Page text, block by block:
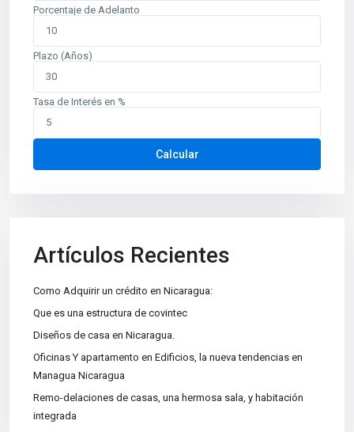
Porcentaje de Adelanto
Plazo (Años)
Tasa de Interés en %
Calcular
Artículos Recientes
Como Adquirir un crédito en Nicaragua:
Que es una estructura de covintec
Diseños de casa en Nicaragua.
Oficinas Y apartamento en Edificios, la nueva tendencias en
Managua Nicaragua
Remo-delaciones de casas, una hermosa sala, y habitación
integrada
Casas Sovinic
Apartamentos(15)
Bodegas(3)
Casa|Quinta